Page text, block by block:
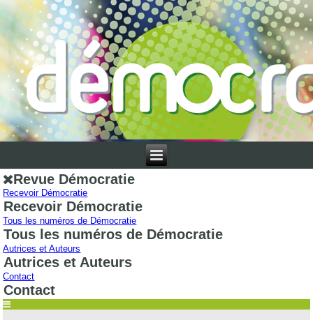
Revue Démocratie
Recevoir Démocratie
Recevoir Démocratie
Tous les numéros de Démocratie
Tous les numéros de Démocratie
Autrices et Auteurs
Autrices et Auteurs
Contact
Contact